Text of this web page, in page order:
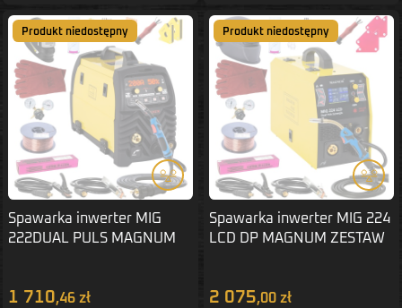
Produkt niedostępny
Spawarka inwerter MIG
222DUAL PULS MAGNUM
1 710,46 zł
Produkt niedostępny
Spawarka inwerter MIG 224
LCD DP MAGNUM ZESTAW
2 075,00 zł